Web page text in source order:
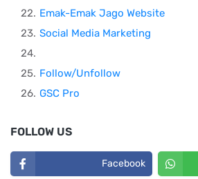
Emak-Emak Jago Website
Social Media Marketing
Follow/Unfollow
GSC Pro
FOLLOW US
Facebook